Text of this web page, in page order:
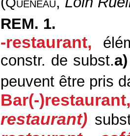
REM. 1.
-restaurant,
constr. de subst.a)
peuvent être pris
Bar(-)restaurant,
restaurant)